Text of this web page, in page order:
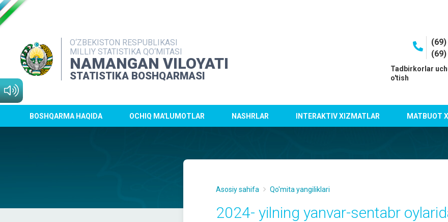
O‘ZBEKISTON RESPUBLIKASI
MILLIY STATISTIKA QO‘MITASI
NAMANGAN VILOYATI
STATISTIKA BOSHQARMASI
Tadbirkorlar
o'tish
BOSHQARMA HAQIDA OCHIQ MA'LUMOTLAR NASHRLAR INTERAKTIV XIZMATLAR MATBUOT
Asosiy sahifa Qo'mita yangiliklari
2024- yilning yanvar-sentabr